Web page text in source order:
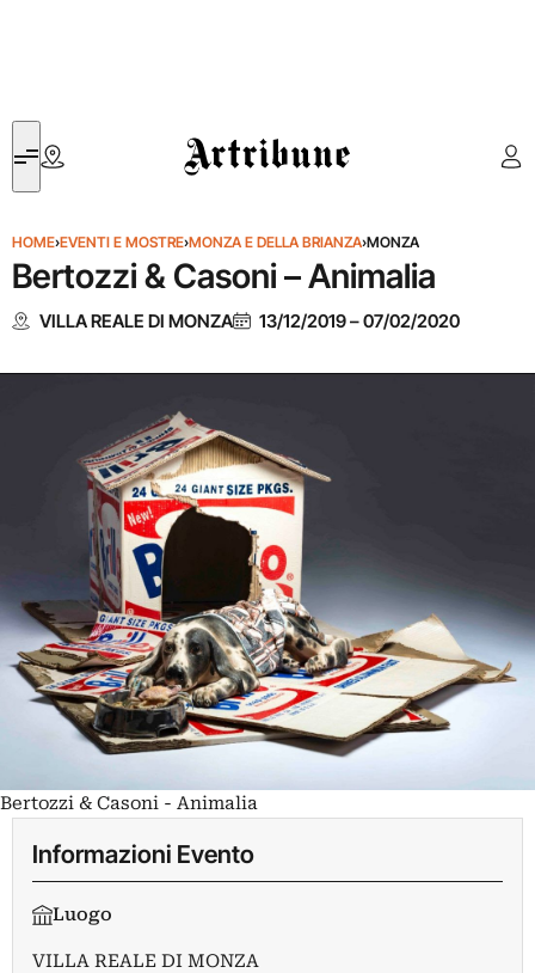
Artribune
HOME›EVENTI E MOSTRE›MONZA E DELLA BRIANZA›MONZA
Bertozzi & Casoni – Animalia
VILLA REALE DI MONZA 13/12/2019–07/02/2020
Bertozzi & Casoni - Animalia
Informazioni Evento
Luogo
VILLA REALE DI MONZA